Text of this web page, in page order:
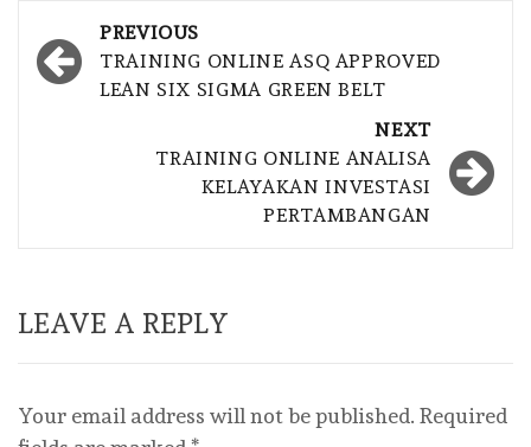
Post
navigation
PREVIOUS
TRAINING ONLINE ASQ APPROVED
LEAN SIX SIGMA GREEN BELT
NEXT
TRAINING ONLINE ANALISA
KELAYAKAN INVESTASI
PERTAMBANGAN
LEAVE A REPLY
Your email address will not be published. Required